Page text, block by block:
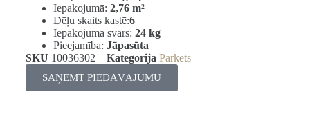
Iepakojumā: 2,76 m²
Dēļu skaits kastē:6
Iepakojuma svars: 24 kg
Pieejamība: Jāpasūta
SKU 10036302 Kategorija Parkets
SAŅEMT PIEDĀVĀJUMU